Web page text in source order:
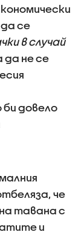
се
в случай
да не се
довело
че
тавана с
и